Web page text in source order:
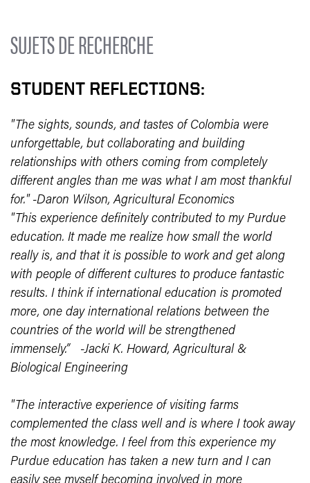
SUJETS DE RECHERCHE
STUDENT REFLECTIONS:
"The sights, sounds, and tastes of Colombia were
unforgettable, but collaborating and building
relationships with others coming from completely
different angles than me was what I am most thankful
for." -Daron Wilson, Agricultural Economics
"This experience definitely contributed to my Purdue
education. It made me realize how small the world
really is, and that it is possible to work and get along
with people of different cultures to produce fantastic
results. I think if international education is promoted
more, one day international relations between the
countries of the world will be strengthened
immensely.”
-Jacki K. Howard, Agricultural &
Biological Engineering
"The interactive experience of visiting farms
complemented the class well and is where I took away
the most knowledge. I feel from this experience my
Purdue education has taken a new turn and I can